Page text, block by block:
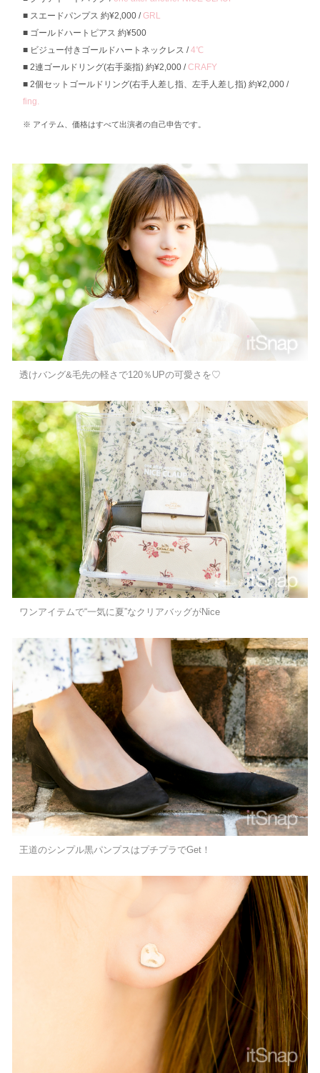
スエードパンプス 約¥2,000 /GRL
ゴールドハートピアス 約¥500
ビジュー付きゴールドハートネックレス /4℃
2連ゴールドリング(右手薬指) 約¥2,000 /CRAFY
2個セットゴールドリング(右手人差し指、左手人差し指) 約¥2,000 /
fing.
アイテム、価格はすべて出演者の自己申告です。
透けバング&毛先の軽さで120％UPの可愛さを♡
ワンアイテムで“一気に夏”なクリアバッグがNice
王道のシンプル黒パンプスはプチプラでGet！